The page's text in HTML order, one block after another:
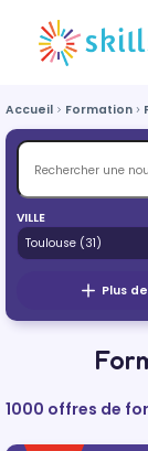
Accueil Formation
VILLE
Plus
1000 offres de